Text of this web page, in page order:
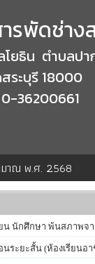
รพัดช่าง
ยธิน ตำบลปา
ระบุรี 18000
36200661
าณ พ.ศ. 2568
น นักศึกษา พ้นสภาพจ
นระยะสั้น (ห้องเรียนอ